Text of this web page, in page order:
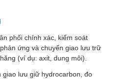
phối chính xác, kiểm soát
ứng và chuyển giao lưu trữ
(ví dụ: axit, dung môi).
giao lưu giữ hydrocarbon, đo